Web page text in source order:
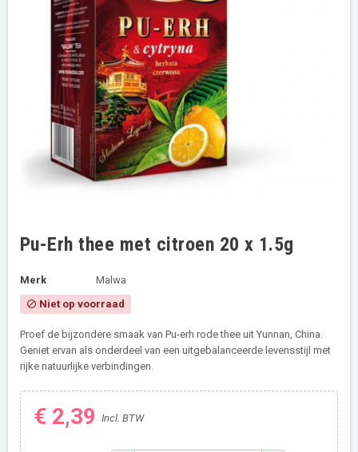
Pu-Erh thee met citroen 20 x 1.5g
Merk Malwa
block Niet op voorraad
Proef de bijzondere smaak van Pu-erh rode thee uit Yunnan, China.
Geniet ervan als onderdeel van een uitgebalanceerde levensstijl met
rijke natuurlijke verbindingen.
€ 2,39 Incl. BTW